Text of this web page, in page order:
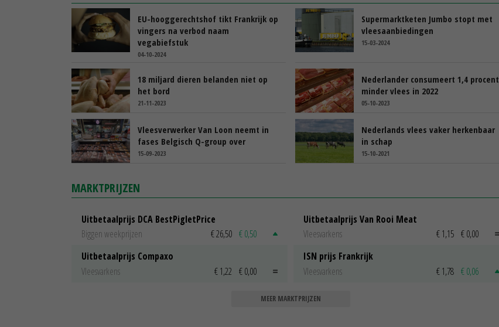
EU-hooggerechtshof tikt Frankrijk op
vingers na verbod naam
vegabiefstuk
04-10-2024
Supermarktketen Jumbo stopt met
vleesaanbiedingen
15-03-2024
18 miljard dieren belanden niet op
het bord
21-11-2023
Nederlander consumeert 1,4 procent
minder vlees in 2022
05-10-2023
Vleesverwerker Van Loon neemt in
fases Belgisch Q-group over
15-09-2023
Nederlands vlees vaker herkenbaar
in schap
15-10-2021
MARKTPRIJZEN
Uitbetaalprijs DCA BestPigletPrice
Biggen weekprijzen
€ 26,50 € 0,50
Uitbetaalprijs Compaxo
Vleesvarkens
€ 1,22 € 0,00
Uitbetaalprijs Van Rooi Meat
Vleesvarkens
€ 1,15 € 0,00
ISN prijs Frankrijk
Vleesvarkens
€ 1,78 € 0,06
MEER MARKTPRIJZEN